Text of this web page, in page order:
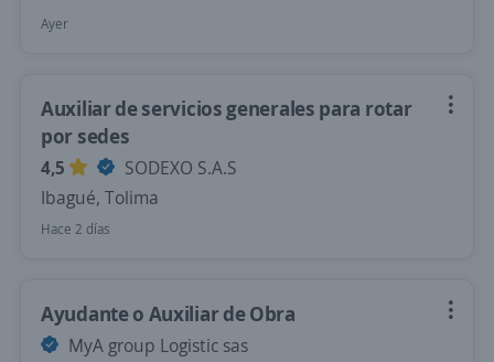
Ayer
Auxiliar de servicios generales para rotar
por sedes
4,5
SODEXO S.A.S
Ibagué, Tolima
Hace 2 días
Ayudante o Auxiliar de Obra
MyA group Logistic sas